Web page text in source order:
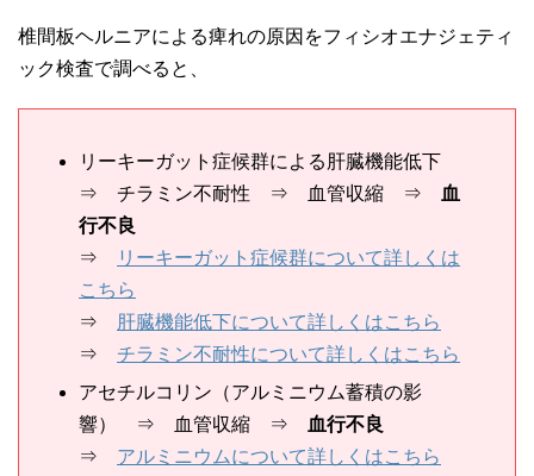
椎間板ヘルニアによる痺れの原因をフィシオエナジェティ
ック検査で調べると、
リーキーガット症候群による肝臓機能低下
⇒ チラミン不耐性 ⇒ 血管収縮 ⇒
血
行不良
⇒
リーキーガット症候群について詳しくは
こちら
⇒
肝臓機能低下について詳しくはこちら
⇒ チラミン不耐性について詳しくはこちら
アセチルコリン（アルミニウム蓄積の影
響） ⇒ 血管収縮 ⇒
血行不良
⇒ アルミニウムについて詳しくはこちら